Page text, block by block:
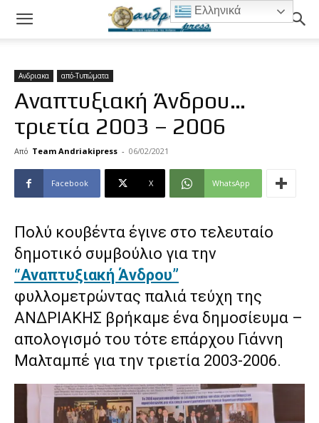
Ανδριακα από-Τυπώματα
Αναπτυξιακή Άνδρου…
τριετία 2003 – 2006
Από Team Andriakipress - 06/02/2021
Facebook X WhatsApp
Πολύ κουβέντα έγινε στο τελευταίο
δημοτικό συμβούλιο για την
“Αναπτυξιακή Άνδρου”
φυλλομετρώντας παλιά τεύχη της
ΑΝΔΡΙΑΚΗΣ βρήκαμε ένα δημοσίευμα –
απολογισμό του τότε επάρχου Γιάννη
Μαλταμπέ για την τριετία 2003-2006.
Ελληνικά